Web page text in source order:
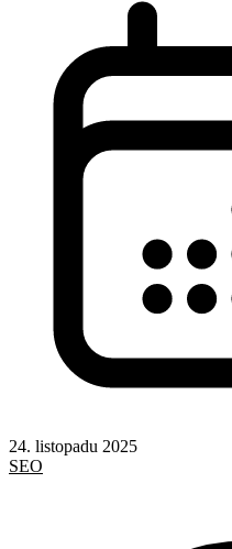
24. listopadu 2025
SEO